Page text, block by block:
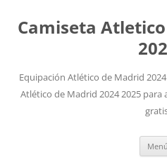
Camiseta
Equipación Atlético de Madrid
Atlético de Madrid 2024 2025
Menú